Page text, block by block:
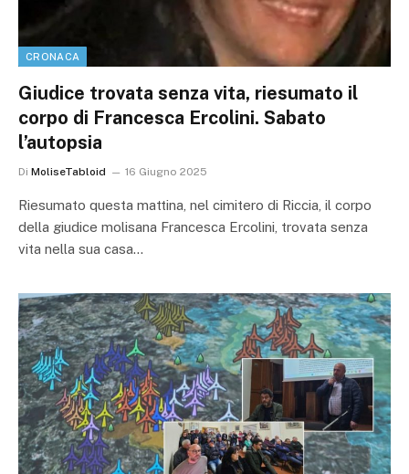
CRONACA
Giudice trovata senza vita, riesumato il
corpo di Francesca Ercolini. Sabato
l’autopsia
Di MoliseTabloid 16 Giugno 2025
Riesumato questa mattina, nel cimitero di Riccia, il corpo
della giudice molisana Francesca Ercolini, trovata senza
vita nella sua casa…